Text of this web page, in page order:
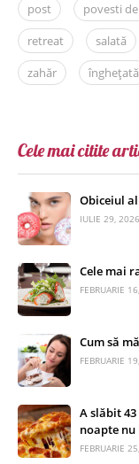
post
povesti
retreat
salată
zahăr
înghețată
Cele mai citite
Obiceiul
IULIE 29, 2026
Cele mai
FEBRUARIE
Cum să
FEBRUARIE
A slăbit
noapte
FEBRUARIE